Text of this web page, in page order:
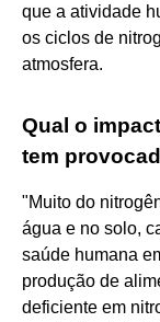
que a atividade
os ciclos de
atmosfera.
Qual o
tem
"Muito do
água e no solo,
saúde humana
produção de
deficiente em